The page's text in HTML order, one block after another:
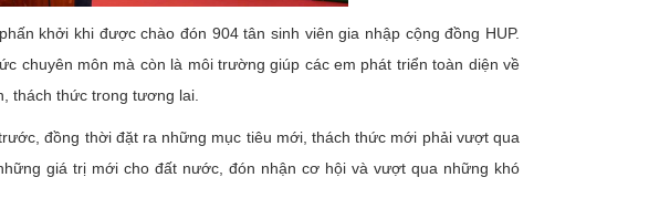
khởi khi được chào đón 904 tân sinh viên gia nhập cộng đồng HUP.
chuyên môn mà còn là môi trường giúp các em phát triển toàn diện về
thách thức trong tương lai.
đồng thời đặt ra những mục tiêu mới, thách thức mới phải vượt qua
giá trị mới cho đất nước, đón nhận cơ hội và vượt qua những khó